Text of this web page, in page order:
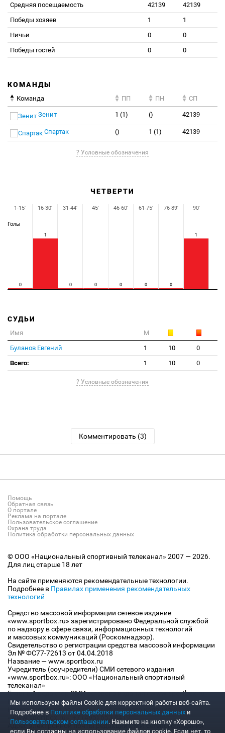
Средняя посещаемость
42139
42139
Победы хозяев
1
1
Ничьи
0
0
Победы гостей
0 0
КОМАНДЫ
Команда ПП ПН СП
Зенит 1 (1) () 42139
Спартак () 1 (1) 42139
? Условные обозначения
ЧЕТВЕРТИ
Голы
0
1
0 0 0 0 0
1
1-15' 16-30' 31-44' 45' 46-60' 61-75' 76-89' 90'
СУДЬИ
Имя
М
Буланов Евгений
1 10
0
Всего:
1 10 0
? Условные обозначения
Комментировать (3)
Помощь
Обратная связь
О портале
Реклама на портале
Пользовательское соглашение
Охрана труда
Политика обработки персональных данных
© ООО «Национальный спортивный телеканал» 2007 — 2026.
Для лиц старше 18 лет
На сайте применяются рекомендательные технологии.
Подробнее в Правилах применения рекомендательных
технологий
Средство массовой информации сетевое издание
«www.sportbox.ru» зарегистрировано Федеральной службой
по надзору в сфере связи, информационных технологий
и массовых коммуникаций (Роскомнадзор).
Свидетельство о регистрации средства массовой информации
Эл № ФС77-72613 от 04.04.2018
Название — www.sportbox.ru
Учредитель (соучредители) СМИ сетевого издания
«www.sportbox.ru»: ООО «Национальный спортивный
телеканал»
Главный редактор СМИ сетевого издания «www.sportbox.ru»:
Конов В.А.
Номер телефона редакции СМИ сетевого издания
«www.sportbox.ru»: +7 (495) 653 8419
Адрес электронной почты редакции СМИ сетевого издания
Мы используем файлы Сookie для корректной работы веб-сайта.
Подробнее в Политике обработки персональных данных и
Пользовательском соглашении. Нажмите на кнопку «Хорошо»,
если Вы согласны на использование файлов cookie. Если нет, то